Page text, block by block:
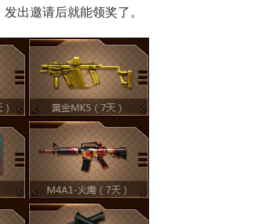
出邀请后就能领奖了。